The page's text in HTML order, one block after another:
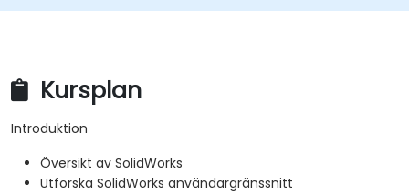
Kursplan
Introduktion
Översikt av SolidWorks
Utforska SolidWorks användargränssnitt